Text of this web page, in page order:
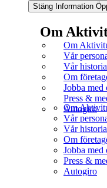
Stäng Information
Om
Om
Vår
Vår historia
Om
Jobba med
Press &
Autogiro
Om
Vår
Vår historia
Om
Jobba med
Press &
Autogiro